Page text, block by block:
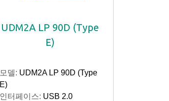
UDM2A LP 90D (Type
E)
모델: UDM2A LP 90D (Type
E)
인터페이스: USB 2.0